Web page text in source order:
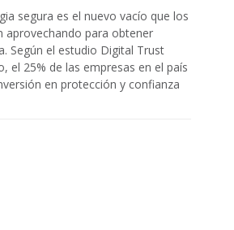
segura es el nuevo vacío que los
aprovechando para obtener
Según el estudio Digital Trust
el 25% de las empresas en el país
en protección y confianza